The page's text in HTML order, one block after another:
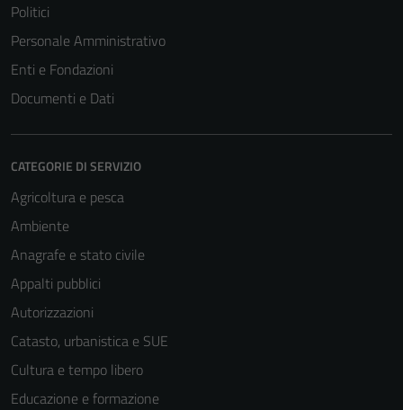
Politici
Personale Amministrativo
Enti e Fondazioni
Documenti e Dati
CATEGORIE DI SERVIZIO
Agricoltura e pesca
Ambiente
Anagrafe e stato civile
Appalti pubblici
Autorizzazioni
Catasto, urbanistica e SUE
Cultura e tempo libero
Educazione e formazione